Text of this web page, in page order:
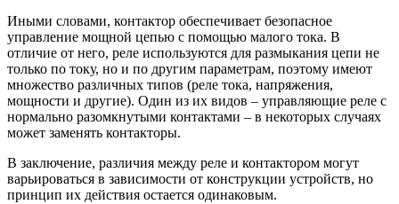
Иными словами, контактор обеспечивает безопасное
управление мощной цепью с помощью малого тока. В
отличие от него, реле используются для размыкания цепи не
только по току, но и по другим параметрам, поэтому имеют
множество различных типов (реле тока, напряжения,
мощности и другие). Один из их видов – управляющие реле с
нормально разомкнутыми контактами – в некоторых случаях
может заменять контакторы.
В заключение, различия между реле и контактором могут
варьироваться в зависимости от конструкции устройств, но
принцип их действия остается одинаковым.